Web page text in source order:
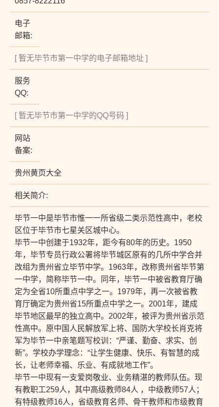
电子
邮箱:
[ 暂无毕节市第一中学的电子邮箱地址 ]
服务
QQ:
[ 暂无毕节市第一中学的QQ号码 ]
网站
备案:
贵州黄页大全
相关简介:
毕节一中是毕节市惟一一所省级二类示范性高中，老校
区位于毕节市七星关区城中心。
毕节一中创建于1932年，距今有80年的历史。1950
年，毕节专员行政公署将毕节城区原有的几所中学合并
改组为贵州省立毕节中学。1963年，改称贵州省毕节第
一中学，简称毕节一中。同年，毕节一中被省教育厅确
定为全省10所重点中学之一。1979年，再一次被省教
育厅确定为贵州省15所重点中学之一。2001年，建成
毕节地区最早的独立高中。2002年，被评为贵州省示范
性高中。原中国人民解放军上将、国防大学校长肖克将
军为毕节一中亲笔题写校训：“严谨、勤奋、求实、创
新”。学校办学理念：“让学生健康、快乐、有智慧的成
长，让老师幸福、乐业、有成就地工作”。
毕节一中现有一支爱岗敬业、业务精湛的教师队伍。现
有教职工259人，其中高级教师84人 ，中级教师57人；
有特级教师16人，省级教育名师、骨干教师和市级教育